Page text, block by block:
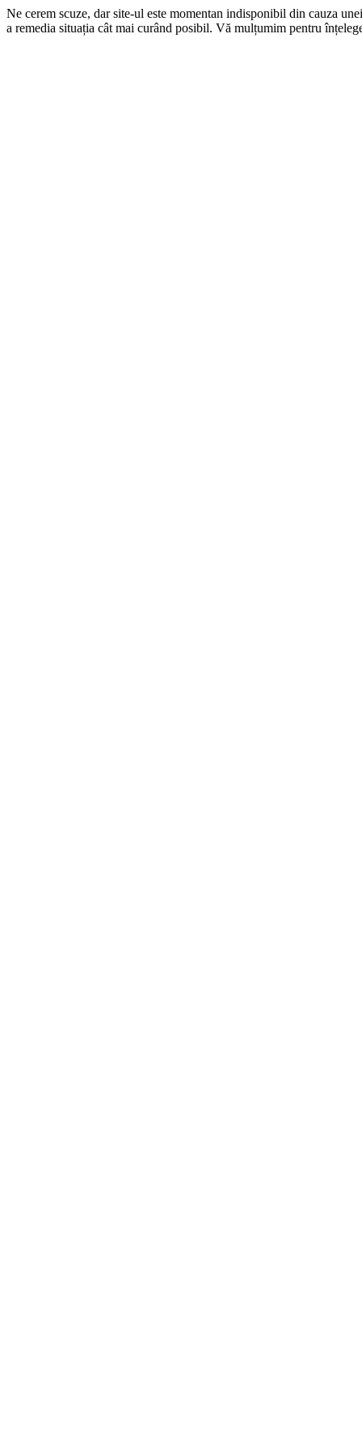
Ne cerem scuze, dar site-ul este momentan indisponibil din cauza
a remedia situația cât mai curând posibil. Vă mulțumim pentru